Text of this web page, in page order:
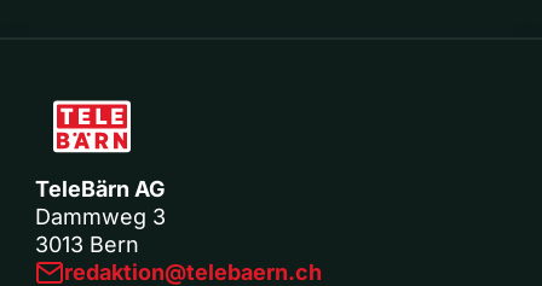
TeleBärn AG
Dammweg 3
3013 Bern
redaktion@telebaern.ch